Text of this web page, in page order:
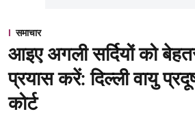
समाचार
आइए अगली सर्दियों को
प्रयास करें: दिल्ली वायु
कोर्ट